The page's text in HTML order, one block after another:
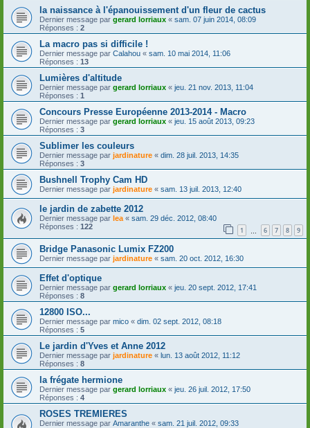
la naissance à l'épanouissement d'un fleur de cactus
Dernier message par gerard lorriaux « sam. 07 juin 2014, 08:09
Réponses : 2
La macro pas si difficile !
Dernier message par Calahou « sam. 10 mai 2014, 11:06
Réponses : 13
Lumières d'altitude
Dernier message par gerard lorriaux « jeu. 21 nov. 2013, 11:04
Réponses : 1
Concours Presse Européenne 2013-2014 - Macro
Dernier message par gerard lorriaux « jeu. 15 août 2013, 09:23
Réponses : 3
Sublimer les couleurs
Dernier message par jardinature « dim. 28 juil. 2013, 14:35
Réponses : 3
Bushnell Trophy Cam HD
Dernier message par jardinature « sam. 13 juil. 2013, 12:40
le jardin de zabette 2012
Dernier message par lea « sam. 29 déc. 2012, 08:40
Réponses : 122 1 6 7 8 9
Bridge Panasonic Lumix FZ200
Dernier message par jardinature « sam. 20 oct. 2012, 16:30
Effet d'optique
Dernier message par gerard lorriaux « jeu. 20 sept. 2012, 17:41
Réponses : 8
12800 ISO...
Dernier message par mico « dim. 02 sept. 2012, 08:18
Réponses : 5
Le jardin d'Yves et Anne 2012
Dernier message par jardinature « lun. 13 août 2012, 11:12
Réponses : 8
la frégate hermione
Dernier message par gerard lorriaux « jeu. 26 juil. 2012, 17:50
Réponses : 4
ROSES TREMIERES
Dernier message par Amaranthe « sam. 21 juil. 2012, 09:33